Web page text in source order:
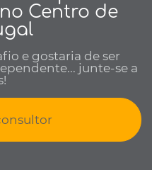
Centro de
e gostaria de ser
junte-se a